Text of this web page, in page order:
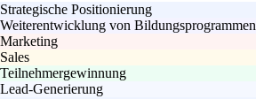
Strategische Positionierung
Weiterentwicklung von Bildungsprogrammen
Marketing
Sales
Teilnehmergewinnung
Lead-Generierung